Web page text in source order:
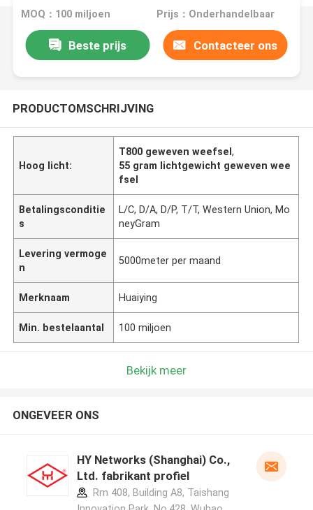
materiaal Carbon garen
MOQ：100 miljoen Prijs：Onderhandelbaar
Beste prijs Contacteer ons
PRODUCTOMSCHRIJVING
Hoog licht:
T800 geweven weefsel,
55 gram lichtgewicht geweven wee
fsel
Betalingsconditie
s
L/C, D/A, D/P, T/T, Western Union, Mo
neyGram
Levering vermoge
n
5000meter per maand
Merknaam Huaiying
Min. bestelaantal 100 miljoen
Bekijk meer
ONGEVEER ONS
HY Networks (Shanghai) Co.,
Ltd. fabrikant profiel
Rm 408, Building A8, Taishang